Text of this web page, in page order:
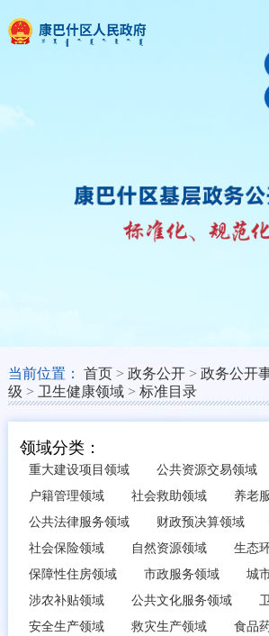
当前位置： 首页> 政务公开> 政务公开
级 > 卫生健康领域> 标准目录
领域分类：
重大建设项目领域 公共资源交易领域
户籍管理领域
社会救助领域
养老
公共法律服务领域
财政预决算领域
社会保险领域
自然资源领域
生态
保障性住房领域
市政服务领域
城
涉农补贴领域
公共文化服务领域
安全生产领域
救灾生产领域
食品